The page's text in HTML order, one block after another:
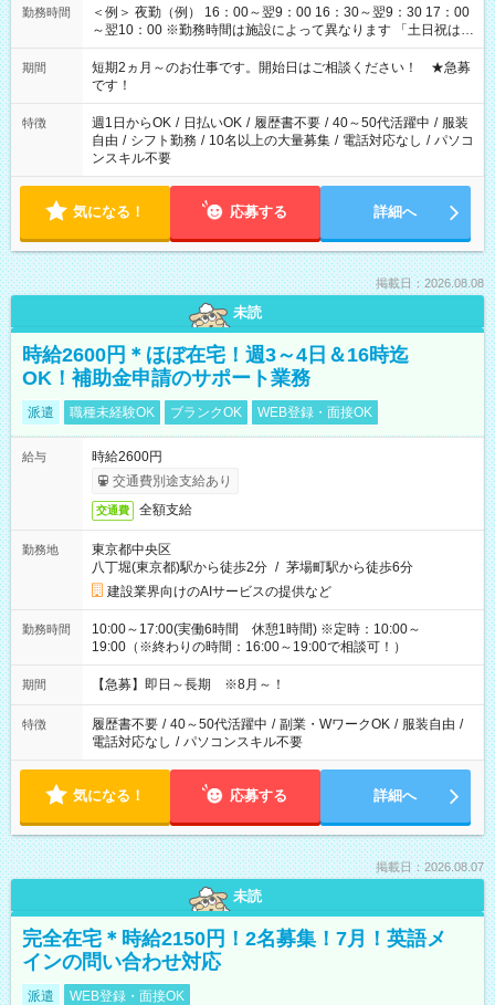
勤務時間
＜例＞ 夜勤（例） 16：00～翌9：00 16：30～翌9：30 17：00
～翌10：00 ※勤務時間は施設によって異なります 「土日祝は休
みたい」 「しっかり稼ぎたい」 「もう少し遅い時間から始めた
い」など ご希望にあったお仕事をご案内いたします。 ※未経験
の方の場合は1～2ヶ月間は日中での仕事を経験いただき、 お
仕事に慣れてからの夜勤になります。 ★家庭の都合でお休みが
必要な場合も遠慮なくご相談ください。
期間
短期2ヵ月～のお仕事です。開始日はご相談ください！ ★急募
です！
特徴 週1日からOK / 日払いOK / 履歴書不要 / 40～50代活躍中 / 服装
自由 / シフト勤務 / 10名以上の大量募集 / 電話対応なし / パソコ
ンスキル不要
気になる！ 応募する 詳細へ
掲載日：2026.08.08
未読
時給2600円＊ほぼ在宅！週3～4日＆16時迄
OK！補助金申請のサポート業務
派遣 職種未経験OK ブランクOK WEB登録・面接OK
給与
時給2600円
交通費別途支給あり
交通費 全額支給
勤務地
東京都中央区
八丁堀(東京都)駅から徒歩2分 / 茅場町駅から徒歩6分
建設業界向けのAIサービスの提供など
勤務時間
10:00～17:00(実働6時間 休憩1時間) ※定時：10:00～
19:00（※終わりの時間：16:00～19:00で相談可！）
期間 【急募】即日～長期 ※8月～！
特徴 履歴書不要 / 40～50代活躍中 / 副業・WワークOK / 服装自由 /
電話対応なし / パソコンスキル不要
気になる！ 応募する 詳細へ
掲載日：2026.08.07
未読
完全在宅＊時給2150円！2名募集！7月！英語メ
インの問い合わせ対応
派遣 WEB登録・面接OK